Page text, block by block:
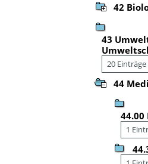
42
43
20 Einträge
44
44.00
1